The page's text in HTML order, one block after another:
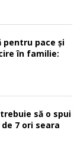
pentru pace şi
în familie:
să o spui
7 ori seara